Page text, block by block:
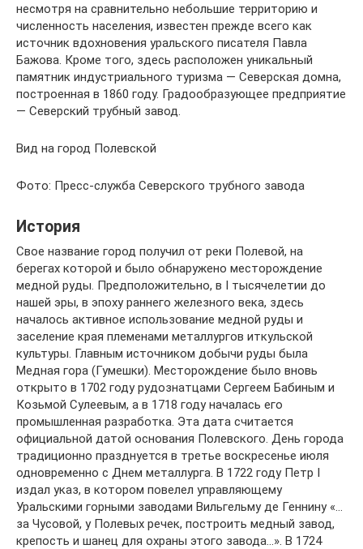
несмотря на сравнительно небольшие территорию и
численность населения, известен прежде всего как
источник вдохновения уральского писателя Павла
Бажова. Кроме того, здесь расположен уникальный
памятник индустриального туризма — Северская домна,
построенная в 1860 году. Градообразующее предприятие
— Северский трубный завод.
Вид на город Полевской
Фото: Пресс-служба Северского трубного завода
История
Свое название город получил от реки Полевой, на
берегах которой и было обнаружено месторождение
медной руды. Предположительно, в I тысячелетии до
нашей эры, в эпоху раннего железного века, здесь
началось активное использование медной руды и
заселение края племенами металлургов иткульской
культуры. Главным источником добычи руды была
Медная гора (Гумешки). Месторождение было вновь
открыто в 1702 году рудознатцами Сергеем Бабиным и
Козьмой Сулеевым, а в 1718 году началась его
промышленная разработка. Эта дата считается
официальной датой основания Полевского. День города
традиционно празднуется в третье воскресенье июля
одновременно с Днем металлурга. В 1722 году Петр I
издал указ, в котором повелел управляющему
Уральскими горными заводами Вильгельму де Геннину «…
за Чусовой, у Полевых речек, построить медный завод,
крепость и шанец для охраны этого завода…». В 1724